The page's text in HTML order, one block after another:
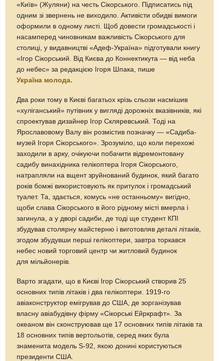
«Київ» (Жуляни) на честь Сікорського. Підписатись під
одним зі звернень не виходило. Активісти обидві вимоги
оформили в одному листі. Щоб довести громадськості і
насамперед чиновникам важливість Сікорського для
столиці, у видавництві «Адеф-Україна» підготували книгу
«Ігор Сікорський. Від Києва до Коннектикута — від неба
до небес» за редакцією Ігоря Шпака, пише
Україна молода.
Два роки тому в Києві багатьох крізь сльози насмішив
«хуліганський» путівник у вигляді дорожніх вказівників, які
спроектував дизайнер Ігор Скляревський. Тоді на
Ярославовому Валу він розмістив позначку — «Садиба-
музей Ігоря Сікорського». Зрозуміло, що коли перехожі
заходили в арку, очікуючи побачити відремонтовану
садибу винахідника гелікоптера Ігоря Сікорського,
натрапляли на вщент зруйнований будинок, який багато
років бомжі використовують як притулок і громадський
туалет. Та, здається, комусь «не останньому» вигідно,
щоби слава Сікорського в його рідному місті вмерла і
загинула, а у дворі садиби, де тоді ще студент КПІ
збудував столярну майстерню і виготовляв деталі літаків,
згодом збудувши перші гелікоптери, завтра торкався
небес новий торговий центр чи житловий будинок
для мільйонерів.
Варто згадати, що в Києві Ігор Сікорський створив 25
основних типів літаків і два гелікоптери. 1919-го
авіаконструктор емігрував до США, де зорганізував
власну авіабудівну фірму «Сікорські Ейркрафт». За
океаном він сконструював ще 17 основних типів літаків та
18 основних типів вертольотів, серед яких була
знаменита модель S-92, якою донині користуються
президенти США.